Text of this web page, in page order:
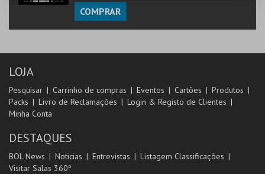
COMPRAR
LOJA
Pesquisar Carrinho de compras Eventos Cartões
Produtos
Packs
Livro de Reclamações
Login & Registo de Clientes
Minha Conta
DESTAQUES
BOL News Noticias Entrevistas
Listagem Classificações
Visitar Salas 360º